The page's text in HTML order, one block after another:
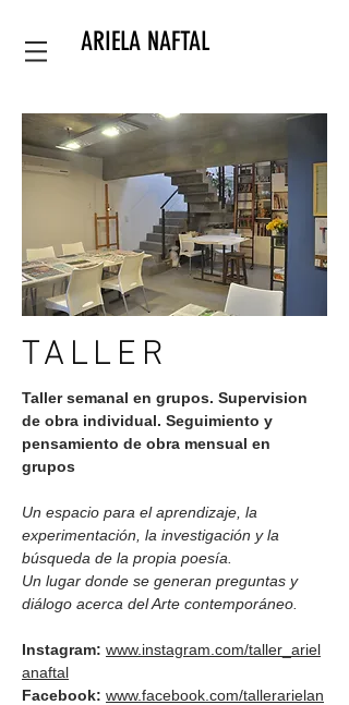
ARIELA NAFTAL
TALLER
Taller semanal en grupos. Supervision
de obra individual. Seguimiento y
pensamiento de obra mensual en
grupos
Un espacio para el aprendizaje, la
experimentación, la investigación y la
búsqueda de la propia poesía.
Un lugar donde se generan preguntas y
diálogo acerca del Arte contemporáneo.
Instagram: www.instagram.com/taller_ariel
anaftal
Facebook: www.facebook.com/tallerarielan